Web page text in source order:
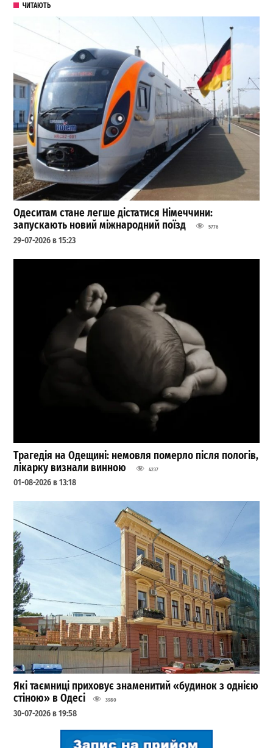
ЧИТАЮТЬ
Одеситам стане легше дістатися Німеччини:
запускають новий міжнародний поїзд
5776
29-07-2026 в 15:23
Трагедія на Одещині: немовля померло після пологів,
лікарку визнали винною
4237
01-08-2026 в 13:18
Які таємниці приховує знаменитий «будинок з однією
стіною» в Одесі
3980
30-07-2026 в 19:58